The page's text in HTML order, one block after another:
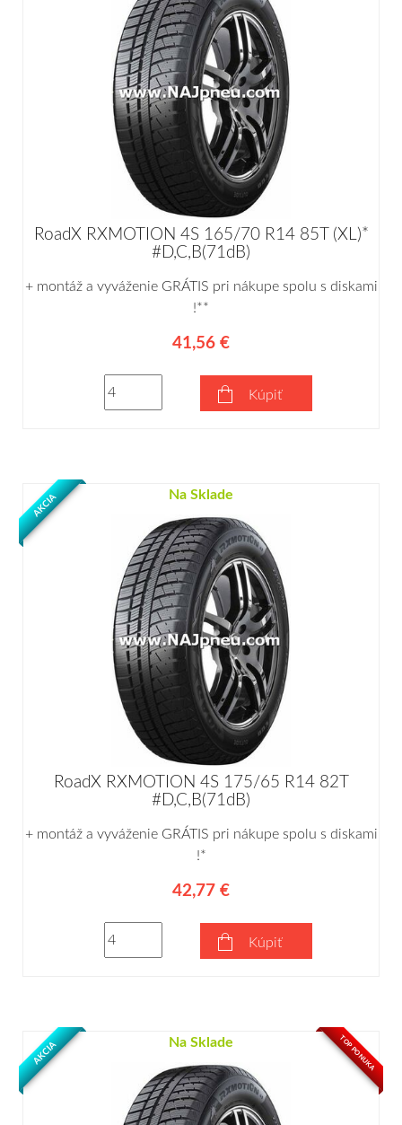
RoadX RXMOTION 4S 165/70 R14 85T (XL)*
#D,C,B(71dB)
+ montáž a vyváženie GRÁTIS pri nákupe spolu s diskami
!**
41,56 €
Kúpiť
Na Sklade
AKCIA
RoadX RXMOTION 4S 175/65 R14 82T
#D,C,B(71dB)
+ montáž a vyváženie GRÁTIS pri nákupe spolu s diskami
!*
42,77 €
Kúpiť
Na Sklade
AKCIA TOP PONUKA